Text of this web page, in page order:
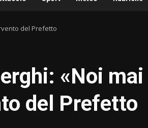
del Prefetto
«Noi mai
del Prefetto